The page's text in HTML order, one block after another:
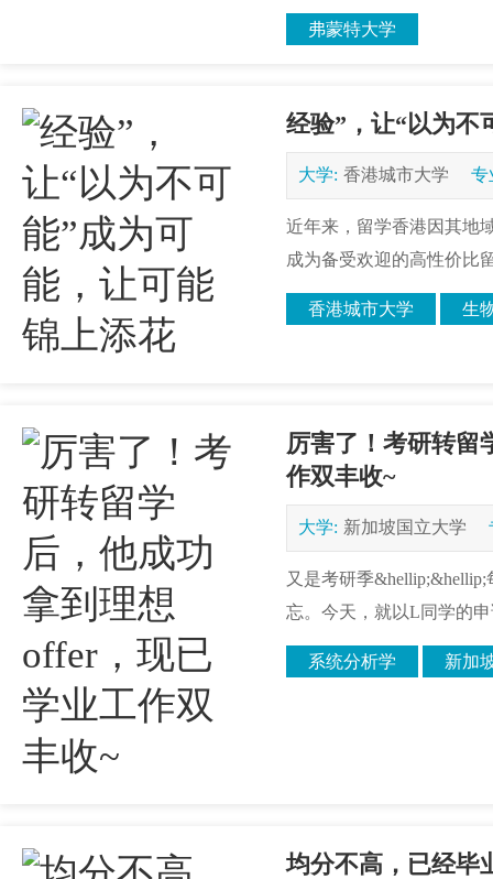
弗蒙特大学
经验”，让“以为不
大学: 香港城市大学 专
近年来，留学香港因其地
成为备受欢迎的高性价比
香港城市大学 生
厉害了！考研转留
作双丰收~
大学: 新加坡国立大学
又是考研季
忘。今天，就以L同学的
系统分析学 新加
均分不高，已经毕